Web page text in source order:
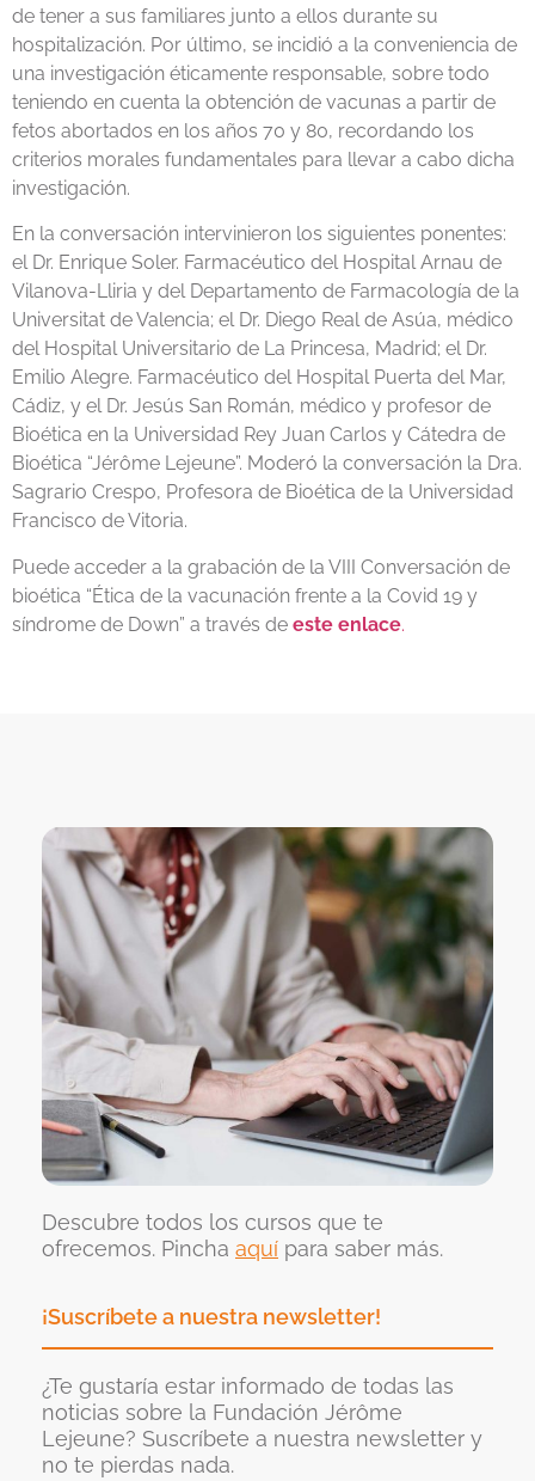
de tener a sus familiares junto a ellos durante su
hospitalización. Por último, se incidió a la conveniencia de
una investigación éticamente responsable, sobre todo
teniendo en cuenta la obtención de vacunas a partir de
fetos abortados en los años 70 y 80, recordando los
criterios morales fundamentales para llevar a cabo dicha
investigación.
En la conversación intervinieron los siguientes ponentes:
el Dr. Enrique Soler. Farmacéutico del Hospital Arnau de
Vilanova-Lliria y del Departamento de Farmacología de la
Universitat de Valencia; el Dr. Diego Real de Asúa, médico
del Hospital Universitario de La Princesa, Madrid; el Dr.
Emilio Alegre. Farmacéutico del Hospital Puerta del Mar,
Cádiz, y el Dr. Jesús San Román, médico y profesor de
Bioética en la Universidad Rey Juan Carlos y Cátedra de
Bioética “Jérôme Lejeune”. Moderó la conversación la Dra.
Sagrario Crespo, Profesora de Bioética de la Universidad
Francisco de Vitoria.
Puede acceder a la grabación de la VIII Conversación de
bioética “Ética de la vacunación frente a la Covid 19 y
síndrome de Down” a través de este enlace.
Descubre todos los cursos que te
ofrecemos. Pincha aquí para saber más.
¡Suscríbete a nuestra newsletter!
¿Te gustaría estar informado de todas las
noticias sobre la Fundación Jérôme
Lejeune? Suscríbete a nuestra newsletter y
no te pierdas nada.